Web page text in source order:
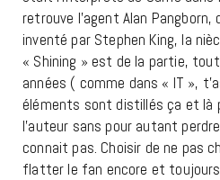
retrouve l’agent Alan
inventé par Stephen King, la
« Shining » est de la partie,
années ( comme dans « IT »,
éléments sont distillés ça et
l’auteur sans pour autant
connait pas. Choisir de ne pas
flatter le fan encore et